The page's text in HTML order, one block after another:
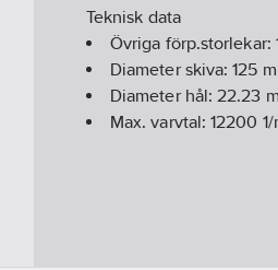
Teknisk data
Övriga förp.storlekar:
Diameter skiva:125
Diameter hål:22.23
Max. varvtal:12200